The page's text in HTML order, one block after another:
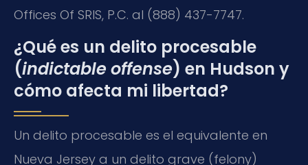
Offices Of SRIS, P.C. al (888) 437-7747.
¿Qué es un delito procesable
(indictable offense) en Hudson y
cómo afecta mi libertad?
Un delito procesable es el equivalente en
Nueva Jersey a un delito grave (felony)